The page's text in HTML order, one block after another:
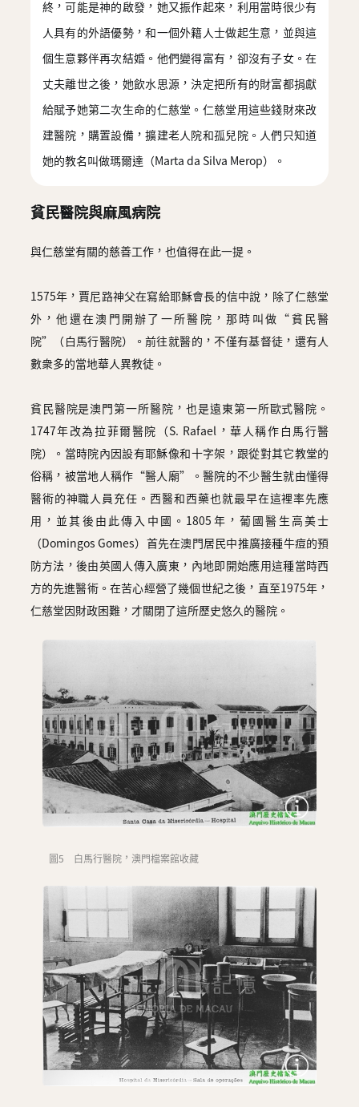
終，可能是神的啟發，她又振作起來，利用當時很少有
人具有的外語優勢，和一個外籍人士做起生意，並與這
個生意夥伴再次結婚。他們變得富有，卻沒有子女。在
丈夫離世之後，她飲水思源，決定把所有的財富都捐獻
給賦予她第二次生命的仁慈堂。仁慈堂用這些錢財來改
建醫院，購置設備，擴建老人院和孤兒院。人們只知道
她的教名叫做瑪爾達（Marta da Silva Merop）。
貧民醫院與麻風病院
與仁慈堂有關的慈善工作，也值得在此一提。
1575年，賈尼路神父在寫給耶穌會長的信中說，除了仁慈堂
外，他還在澳門開辦了一所醫院，那時叫做“貧民醫
院”（白馬行醫院）。前往就醫的，不僅有基督徒，還有人
數衆多的當地華人異教徒。
貧民醫院是澳門第一所醫院，也是遠東第一所歐式醫院。
1747年改為拉菲爾醫院（S. Rafael，華人稱作白馬行醫
院）。當時院內因設有耶穌像和十字架，跟從對其它教堂的
俗稱，被當地人稱作“醫人廟”。醫院的不少醫生就由懂得
醫術的神職人員充任。西醫和西藥也就最早在這裡率先應
用，並其後由此傳入中國。1805年，葡國醫生高美士
（Domingos Gomes）首先在澳門居民中推廣接種牛痘的預
防方法，後由英國人傳入廣東，內地即開始應用這種當時西
方的先進醫術。在苦心經營了幾個世紀之後，直至1975年，
仁慈堂因財政困難，才關閉了這所歷史悠久的醫院。
圖5 白馬行醫院，澳門檔案館收藏